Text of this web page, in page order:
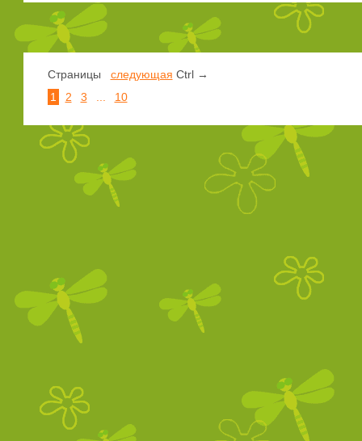
Страницы следующая Ctrl →
1
2 3 10